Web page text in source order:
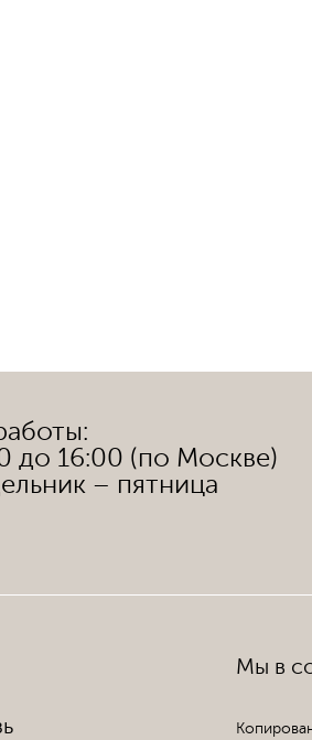
до 16:00 (по Москве)
– пятница
Мы в